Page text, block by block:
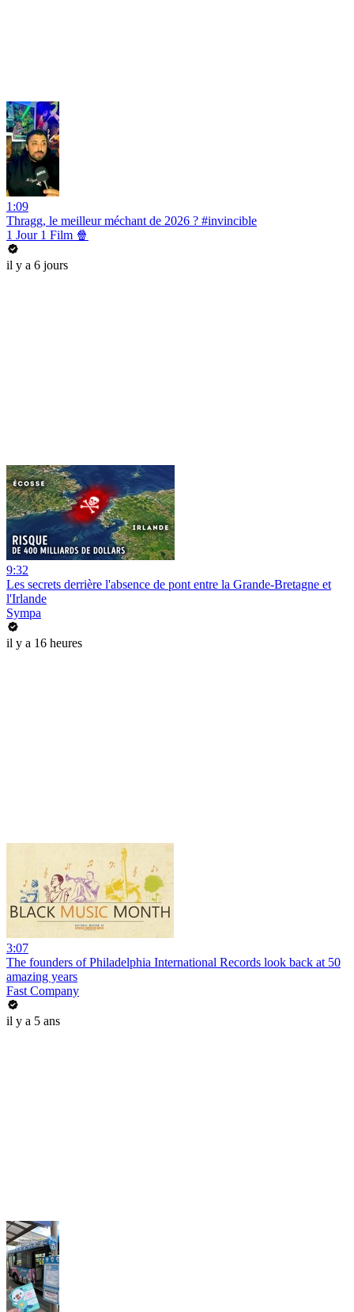
1:09
Thragg, le meilleur méchant de 2026 ? #invincible
1 Jour 1 Film 🍿
il y a 6 jours
9:32
Les secrets derrière l'absence de pont entre la Grande-Bretagne et
l'Irlande
Sympa
il y a 16 heures
3:07
The founders of Philadelphia International Records look back at 50
amazing years
Fast Company
il y a 5 ans